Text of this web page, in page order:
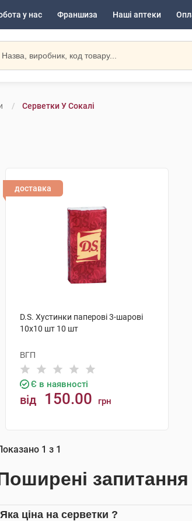
у нас Франшиза Наші аптеки
Серветки У Сокалі
доставка
D.S. Хустинки паперові 3-шарові
10х10 шт 10 шт
ВГП
Є в наявності
від 150.00 грн
1 з 1
запитання
Яка ціна на серветки ?